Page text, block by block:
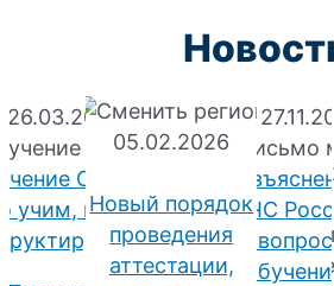
26.03.2026
СИЗ:
учим, кого
05.02.2026
Новый порядок
проведения
аттестации,
МЧС
по